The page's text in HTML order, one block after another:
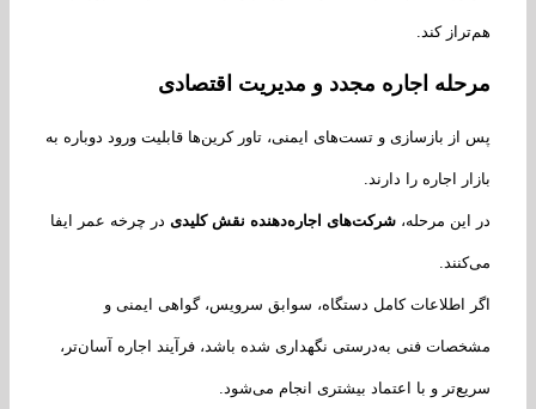
کند.
اجاره مجدد و مدیریت اقتصادی
بازسازی و تست‌های ایمنی، تاور کرین‌ها قابلیت ورود دوباره به
اجاره را دارند.
این مرحله،شرکت‌های اجاره‌دهنده نقش کلیدیدر چرخه عمر ایفا
اطلاعات کامل دستگاه، سوابق سرویس، گواهی ایمنی و
فنی به‌درستی نگهداری شده باشد، فرآیند اجاره آسان‌تر،
و با اعتماد بیشتری انجام می‌شود.